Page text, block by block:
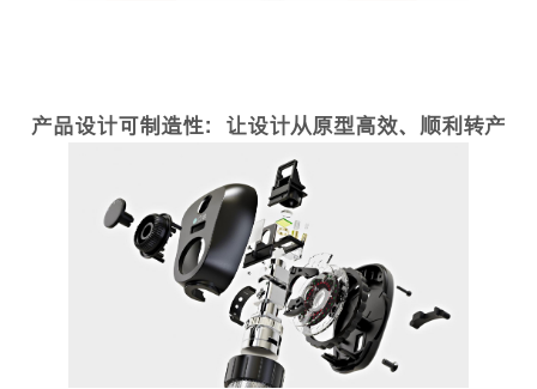
产品设计可制造性：让设计从原型高效、顺利转产